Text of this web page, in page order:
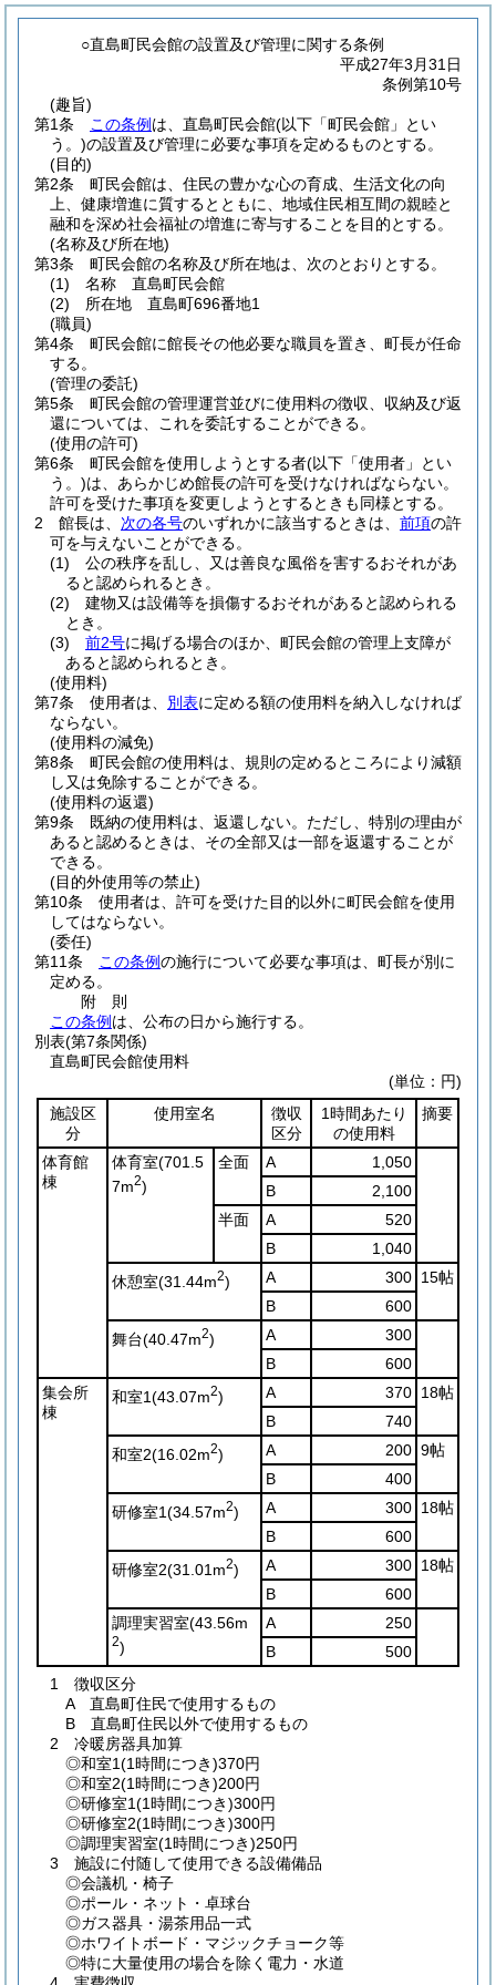
○直島町民会館の設置及び管理に関する条例
平成27年3月31日
条例第10号
(趣旨)
第1条
この条例 は、直島町民会館(以下「町民会館」とい
う。)の設置及び管理に必要な事項を定めるものとする。
(目的)
第2条
町民会館は、住民の豊かな心の育成、生活文化の向
上、健康増進に質するとともに、地域住民相互間の親睦と
融和を深め社会福祉の増進に寄与することを目的とする。
(名称及び所在地)
第3条
町民会館の名称及び所在地は、次のとおりとする。
(1)
名称 直島町民会館
(2)
所在地 直島町696番地1
(職員)
第4条
町民会館に館長その他必要な職員を置き、町長が任命
する。
(管理の委託)
第5条
町民会館の管理運営並びに使用料の徴収、収納及び返
還については、これを委託することができる。
(使用の許可)
第6条
町民会館を使用しようとする者(以下「使用者」とい
う。)は、あらかじめ館長の許可を受けなければならない。
許可を受けた事項を変更しようとするときも同様とする。
2
館長は、 次の各号のいずれかに該当するときは、 前項の許
可を与えないことができる。
(1)
公の秩序を乱し、又は善良な風俗を害するおそれがあ
ると認められるとき。
(2)
建物又は設備等を損傷するおそれがあると認められる
とき。
(3)
前2号に掲げる場合のほか、町民会館の管理上支障が
あると認められるとき。
(使用料)
第7条
使用者は、 別表に定める額の使用料を納入しなければ
ならない。
(使用料の減免)
第8条
町民会館の使用料は、規則の定めるところにより減額
し又は免除することができる。
(使用料の返還)
第9条
既納の使用料は、返還しない。 ただし、特別の理由が
あると認めるときは、その全部又は一部を返還することが
できる。
(目的外使用等の禁止)
第10条
使用者は、許可を受けた目的以外に町民会館を使用
してはならない。
(委任)
第11条
この条例の施行について必要な事項は、町長が別に
定める。
附 則
この条例 は、公布の日から施行する。
別表(第7条関係)
直島町民会館使用料
(単位：円)
施設区
分
使用室名
徴収
区分
1時間あたり
の使用料
摘要
体育館
棟
体育室(701.5
7m2)
全面 A
1,050
B
2,100
半面
A
520
B
1,040
休憩室(31.44m2) A 300 15帖
B
600
舞台(40.47m2) A
300
B
600
集会所
棟
和室1(43.07m2) A 370 18帖
B
740
和室2(16.02m2) A 200 9帖
B
400
研修室1(34.57m2) A 300 18帖
B
600
研修室2(31.01m2) A 300 18帖
B
600
調理実習室(43.56m
2)
A
250
B
500
1 徴収区分
A 直島町住民で使用するもの
B 直島町住民以外で使用するもの
2 冷暖房器具加算
◎和室1(1時間につき)370円
◎和室2(1時間につき)200円
◎研修室1(1時間につき)300円
◎研修室2(1時間につき)300円
◎調理実習室(1時間につき)250円
3 施設に付随して使用できる設備備品
◎会議机・椅子
◎ポール・ネット・卓球台
◎ガス器具・湯茶用品一式
◎ホワイトボード・マジックチョーク等
◎特に大量使用の場合を除く電力・水道